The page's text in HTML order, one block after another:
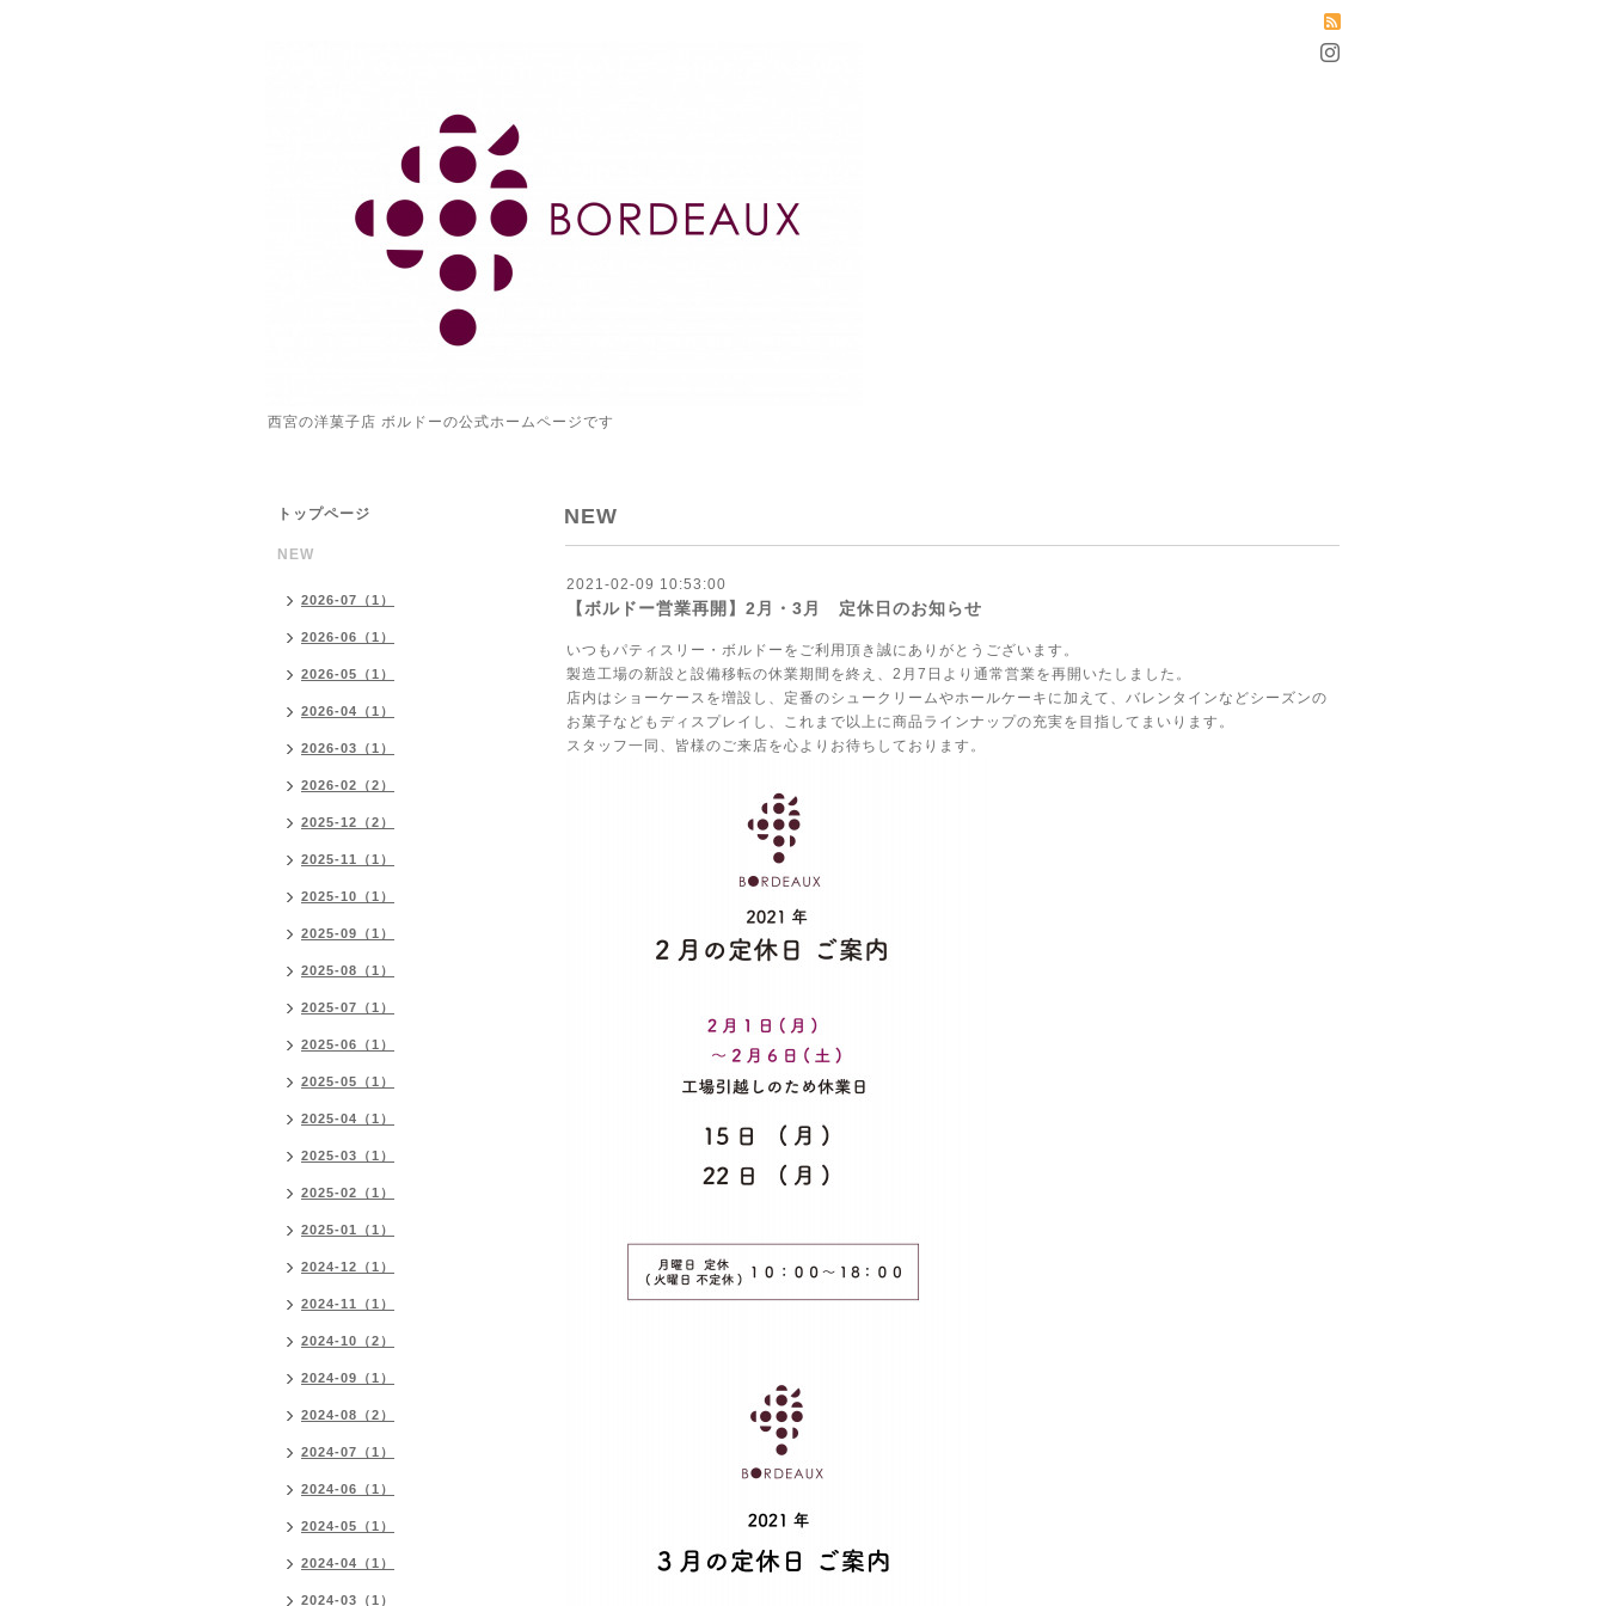
西宮の洋菓子店 ボルドーの公式ホームページです
NEW
2021-02-09 10:53:00
【ボルドー営業再開】2月・3月 定休日のお知らせ
いつもパティスリー・ボルドーをご利用頂き誠にありがとうございます。
製造工場の新設と設備移転の休業期間を終え、2月7日より通常営業を再開いたしました。
店内はショーケースを増設し、定番のシュークリームやホールケーキに加えて、バレンタインなどシーズンの
お菓子などもディスプレイし、これまで以上に商品ラインナップの充実を目指してまいります。
スタッフ一同、皆様のご来店を心よりお待ちしております。
トップページ
NEW
2026-07（1）
2026-06（1）
2026-05（1）
2026-04（1）
2026-03（1）
2026-02（2）
2025-12（2）
2025-11（1）
2025-10（1）
2025-09（1）
2025-08（1）
2025-07（1）
2025-06（1）
2025-05（1）
2025-04（1）
2025-03（1）
2025-02（1）
2025-01（1）
2024-12（1）
2024-11（1）
2024-10（2）
2024-09（1）
2024-08（2）
2024-07（1）
2024-06（1）
2024-05（1）
2024-04（1）
2024-03（1）